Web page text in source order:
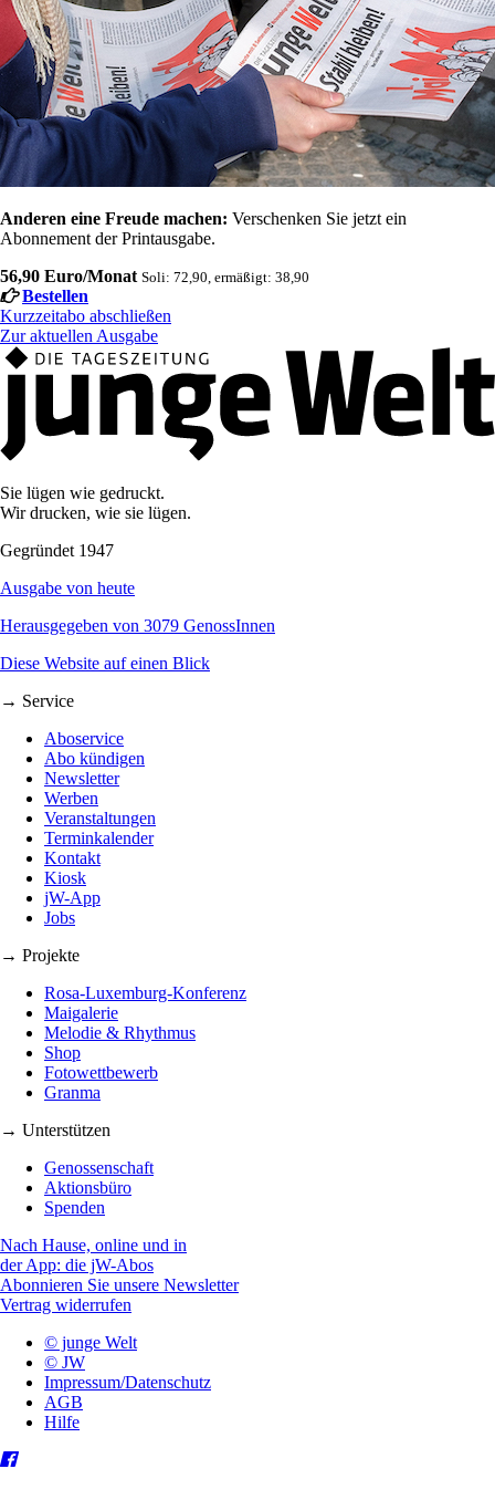
Anderen eine Freude machen: Verschenken Sie jetzt ein
Abonnement der Printausgabe.
56,90 Euro/Monat Soli: 72,90, ermäßigt: 38,90
Bestellen
Kurzzeitabo abschließen
Zur aktuellen Ausgabe
Sie lügen wie gedruckt.
Wir drucken, wie sie lügen.
Gegründet 1947
Ausgabe von heute
Herausgegeben von 3079 GenossInnen
Diese Website auf einen Blick
→ Service
Aboservice
Abo kündigen
Newsletter
Werben
Veranstaltungen
Terminkalender
Kontakt
Kiosk
jW-App
Jobs
→ Projekte
Rosa-Luxemburg-Konferenz
Maigalerie
Melodie & Rhythmus
Shop
Fotowettbewerb
Granma
→ Unterstützen
Genossenschaft
Aktionsbüro
Spenden
Nach Hause, online und in
der App: die jW-Abos
Abonnieren Sie unsere Newsletter
Vertrag widerrufen
© junge Welt
© JW
Impressum/Datenschutz
AGB
Hilfe